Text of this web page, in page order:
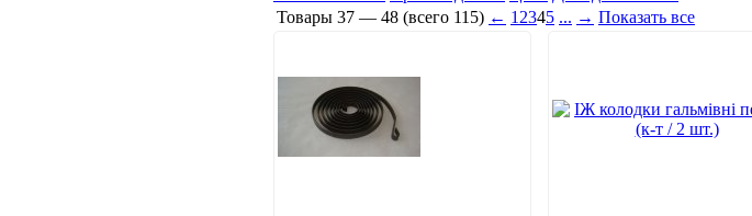
Товары 37 — 48 (всего 115) ← 1 2345 ... → Показать все